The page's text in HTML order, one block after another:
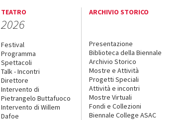
TEATRO
2026
Festival
Programma
Spettacoli
Talk - Incontri
Direttore
Intervento di
Pietrangelo Buttafuoco
Intervento di Willem
Dafoe
ARCHIVIO STORICO
Presentazione
Biblioteca della Biennale
Archivio Storico
Mostre e Attività
Progetti Speciali
Attività e incontri
Mostre Virtuali
Fondi e Collezioni
Biennale College ASAC